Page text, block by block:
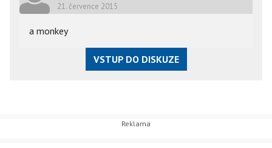
21. července 2015
a monkey
VSTUP DO DISKUZE